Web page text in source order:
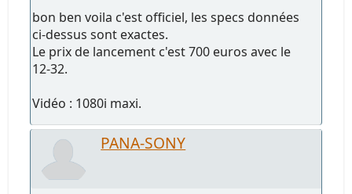
bon ben voila c'est officiel, les specs données
ci-dessus sont exactes.
Le prix de lancement c'est 700 euros avec le
12-32.
Vidéo : 1080i maxi.
PANA-SONY